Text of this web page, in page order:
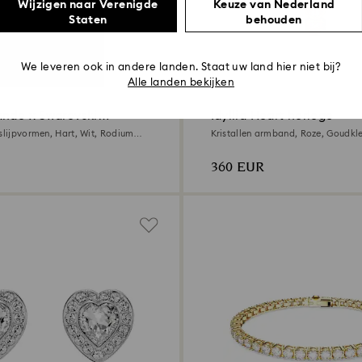
x Swarovski
Hart, Wit, Rodium
Idyllia Heart horloge
Kristallen armband, Roze,
360 EUR
Wijzigen naar Verenigde
Staten
Keuze van Nederland
behouden
We leveren ook in andere landen. Staat uw land hier niet bij?
Alle landen bekijken